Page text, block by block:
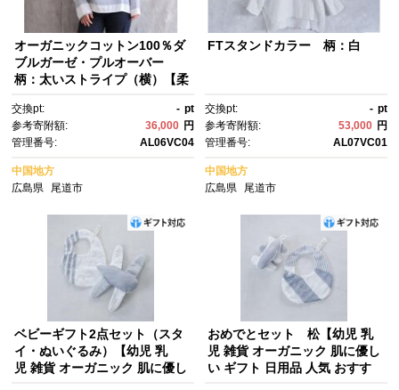
オーガニックコットン100％ダ
ブルガーゼ・プルオーバー
柄：太いストライプ（横）【柔
シャツ トップス おすすめ 広島
県 尾道市】
交換pt: - pt
参考寄附額:
36,000 円
管理番号:
AL06VC04
中国地方
広島県
尾道市
FTスタンドカラー 柄：白
交換pt: - pt
参考寄附額:
53,000 円
管理番号:
AL07VC01
中国地方
広島県
尾道市
ベビーギフト2点セット（スタ
イ・ぬいぐるみ）【幼児 乳
児 雑貨 オーガニック 肌に優し
おめでとセット 松【幼児 乳
児 雑貨 オーガニック 肌に優し
い ギフト 日用品 人気 おすす